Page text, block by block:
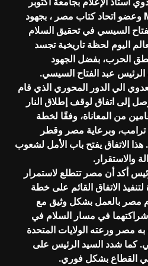
للعلوم الحديثة والآداب MSA وعضو اتحاد كتاب مصر ، بجهود
السيسي في تحقيق السلام
اليوم لحظة تاريخية تجسد
الحرب، بفضل الجهود
الرئيس عبد الفتاح السيسي.
الي الدور المحوري الذي قام
إلى اتفاق لوقف إطلاق النار
من المعاناة، وفقًا لخطة
ترامب، وبرعاية مصر وقطر
هذا الاتفاق يفتح باب الأمل لشعوب
والاستقرار.
أكد أن مصر تتطلع لاستمرار
لتنفيذ الاتفاق القائم على خطة
مصر بالعمل بشكل وثيق مع
شراكتهما في مسار السلام في
مصر ورعته الولايات المتحدة
كما شدد السيد الرئيس على
القطاع بشكل فوري.